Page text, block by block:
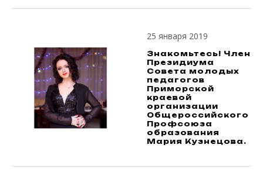
25 января 2019
Знакомьтесь! Член
Президиума
Совета молодых
педагогов
Приморской
краевой
организации
Общероссийского
Профсоюза
образования
Мария Кузнецова.